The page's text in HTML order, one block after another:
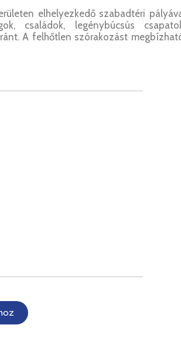
elhelyezkedő szabadtéri
családok, legénybúcsús
A felhőtlen szórakozást